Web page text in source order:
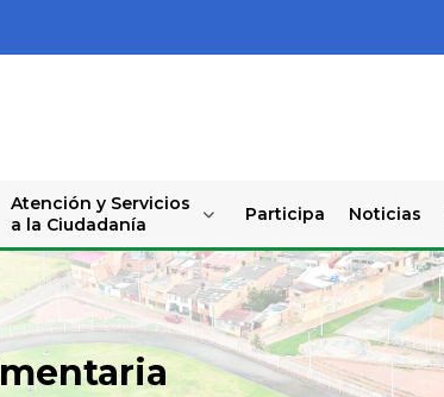
Atención y Servicios
a la Ciudadanía
Participa Noticias